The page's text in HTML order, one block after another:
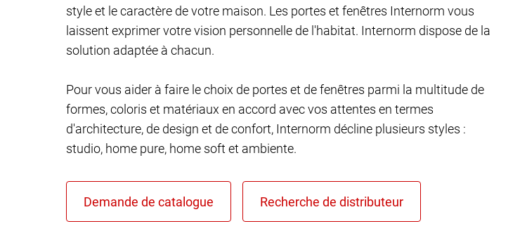
style et le caractère de votre maison. Les portes et fenêtres Internorm vous
laissent exprimer votre vision personnelle de l'habitat. Internorm dispose de la
solution adaptée à chacun.
Pour vous aider à faire le choix de portes et de fenêtres parmi la multitude de
formes, coloris et matériaux en accord avec vos attentes en termes
d'architecture, de design et de confort, Internorm décline plusieurs styles :
studio, home pure, home soft et ambiente.